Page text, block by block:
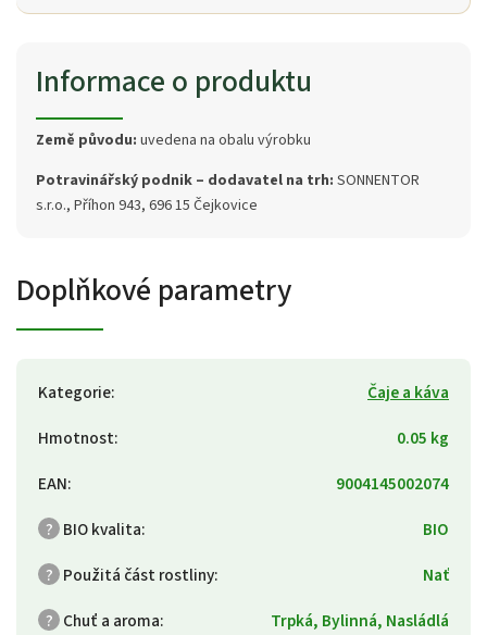
Informace o produktu
Země původu: uvedena na obalu výrobku
Potravinářský podnik – dodavatel na trh: SONNENTOR
s.r.o., Příhon 943, 696 15 Čejkovice
Doplňkové parametry
Kategorie:
Čaje a káva
Hmotnost:
0.05 kg
EAN:
9004145002074
? BIO kvalita:
BIO
? Použitá část rostliny:
Nať
? Chuť a aroma:
Trpká, Bylinná, Nasládlá